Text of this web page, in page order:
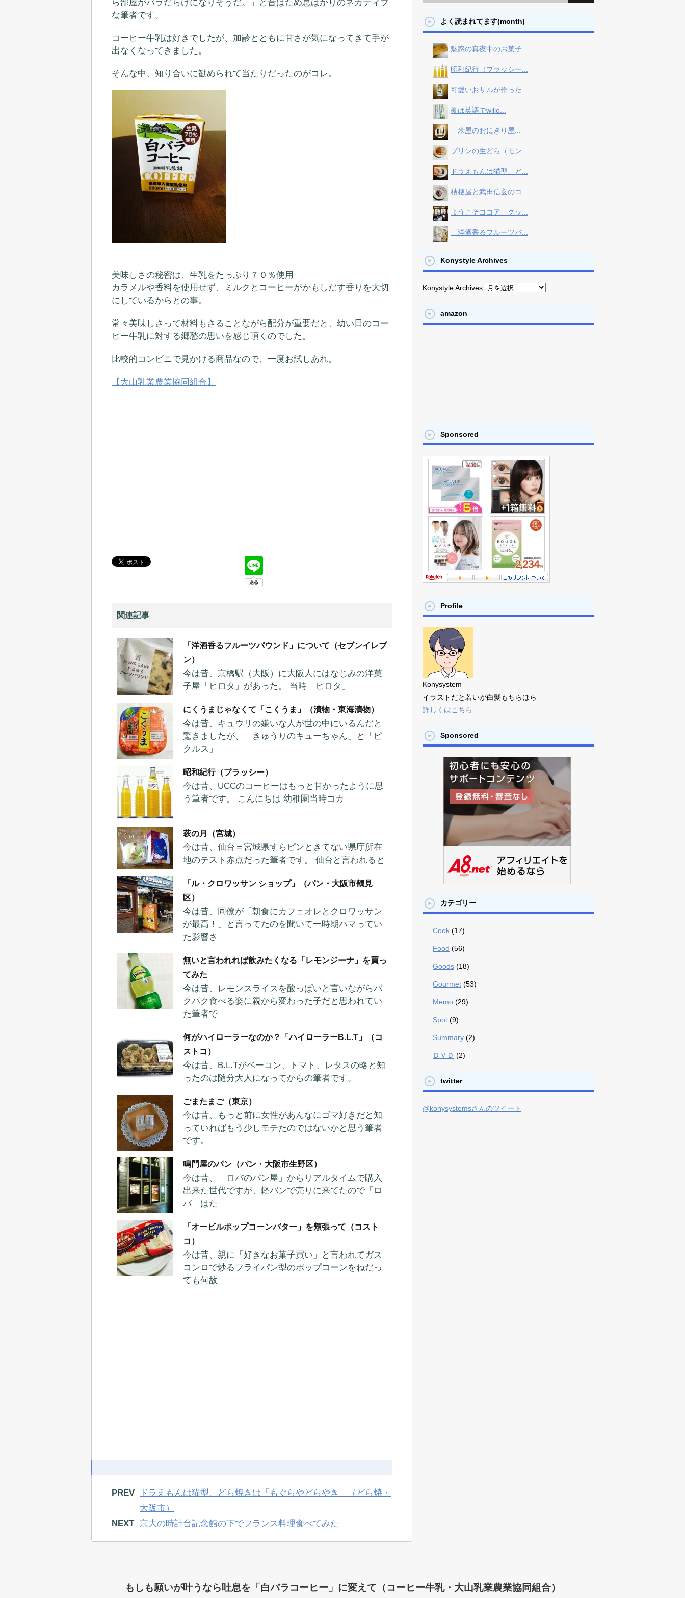
ら部屋がバラだらけになりそうだ。」と昔はため息ばかりのネガティブ
な筆者です。
コーヒー牛乳は好きでしたが、加齢とともに甘さが気になってきて手が
出なくなってきました。
そんな中、知り合いに勧められて当たりだったのがコレ。
美味しさの秘密は、生乳をたっぷり７０％使用
カラメルや香料を使用せず、ミルクとコーヒーがかもしだす香りを大切
にしているからとの事。
常々美味しさって材料もさることながら配分が重要だと、幼い日のコー
ヒー牛乳に対する郷愁の思いを感じ頂くのでした。
比較的コンビニで見かける商品なので、一度お試しあれ。
【大山乳業農業協同組合】
関連記事
「洋酒香るフルーツパウンド」について（セブンイレブ
ン）
今は昔、京橋駅（大阪）に大阪人にはなじみの洋菓
子屋「ヒロタ」があった。 当時「ヒロタ」
にくうまじゃなくて「こくうま」（漬物・東海漬物）
今は昔、キュウリの嫌いな人が世の中にいるんだと
驚きましたが、「きゅうりのキューちゃん」と「ピ
クルス」
昭和紀行（プラッシー）
今は昔、UCCのコーヒーはもっと甘かったように思
う筆者です。 こんにちは 幼稚園当時コカ
萩の月（宮城）
今は昔、仙台＝宮城県すらピンときてない県庁所在
地のテスト赤点だった筆者です。 仙台と言われると
「ル・クロワッサン ショップ」（パン・大阪市鶴見
区）
今は昔、同僚が「朝食にカフェオレとクロワッサン
が最高！」と言ってたのを聞いて一時期ハマってい
た影響さ
無いと言われれば飲みたくなる「レモンジーナ」を買っ
てみた
今は昔、レモンスライスを酸っぱいと言いながらパ
クパク食べる姿に親から変わった子だと思われてい
た筆者で
何がハイローラーなのか？「ハイローラーB.L.T」（コ
ストコ）
今は昔、B.L.Tがベーコン、トマト、レタスの略と知
ったのは随分大人になってからの筆者です。
ごまたまご（東京）
今は昔、もっと前に女性があんなにゴマ好きだと知
っていればもう少しモテたのではないかと思う筆者
です。
鳴門屋のパン（パン・大阪市生野区）
今は昔、「ロバのパン屋」からリアルタイムで購入
出来た世代ですが、軽バンで売りに来てたので「ロ
バ」はた
「オービルポップコーンバター」を頬張って（コスト
コ）
今は昔、親に「好きなお菓子買い」と言われてガス
コンロで炒るフライパン型のポップコーンをねだっ
ても何故
PREV
ドラえもんは猫型、どら焼きは「もぐらやどらやき」（どら焼・
大阪市）
NEXT
京大の時計台記念館の下でフランス料理食べてみた
よく読まれてます(month)
魅惑の真夜中のお菓子...
昭和紀行（プラッシー...
可愛いおサルが作った...
柳は英語でwillo...
「米屋のおにぎり屋...
プリンの生どら（モン...
ドラえもんは猫型、ど...
桔梗屋と武田信玄のコ...
ようこそココア、クッ...
「洋酒香るフルーツパ...
Konystyle Archives
Konystyle Archives
amazon
Sponsored
Profile
Konysystem
イラストだと若いが白髪もちらほら
詳しくはこちら
Sponsored
カテゴリー
Cook (17)
Food (56)
Goods (18)
Gourmet (53)
Memo (29)
Spot (9)
Summary (2)
ＤＶＤ (2)
twitter
@konysystemsさんのツイート
もしも願いが叶うなら吐息を「白バラコーヒー」に変えて（コーヒー牛乳・大山乳業農業協同組合）